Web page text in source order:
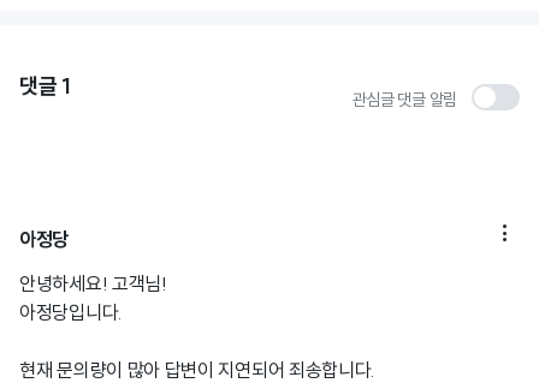
댓글 1 관심글 댓글 알림
아정당 
안녕하세요! 고객님!
아정당입니다.
현재 문의량이 많아 답변이 지연되어 죄송합니다.